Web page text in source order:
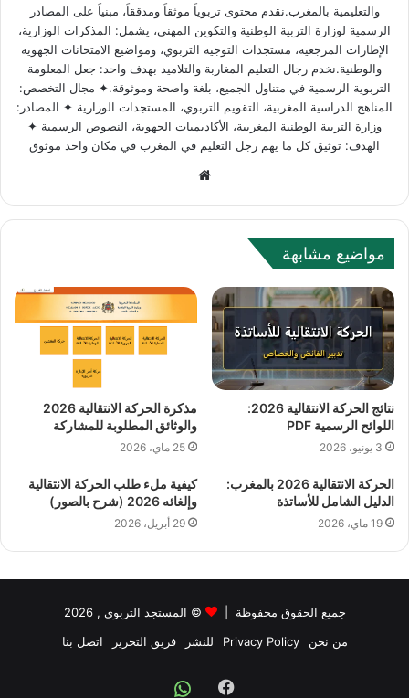
والتعليمية بالمغرب.نقدم محتوى تربوياً موثقاً ومدققاً، مبنياً على المصادر
الرسمية لوزارة التربية الوطنية والتكوين المهني، يشمل: المذكرات الوزارية،
الإطارات المرجعية، مستجدات التوجيه التربوي، ومواضيع الامتحانات الجهوية
والوطنية.نخدم رجال التعليم المغاربة والتلاميذ بهدف واحد: جعل المعلومة
التربوية الرسمية في متناول الجميع، بلغة واضحة وموثوقة.✦ مجال التخصص:
المناهج الدراسية المغربية، التقويم التربوي، المستجدات الوزارية ✦ المصادر:
وزارة التربية الوطنية المغربية، الأكاديميات الجهوية، النصوص الرسمية ✦
الهدف: توثيق كل ما يهم رجل التعليم في المغرب في مكان واحد موثوق
مواضيع مشابهة
نتائج الحركة الانتقالية 2026:
اللوائح الرسمية PDF
3 يونيو، 2026
مذكرة الحركة الانتقالية 2026
والوثائق المطلوبة للمشاركة
25 ماي، 2026
الحركة الانتقالية 2026 بالمغرب:
الدليل الشامل للأساتذة
19 ماي، 2026
كيفية ملء طلب الحركة الانتقالية
وإلغائه 2026 (شرح بالصور)
29 أبريل، 2026
جميع الحقوق محفوظة | © المستجد التربوي , 2026
من نحن
Privacy Policy للنشر فريق التحرير اتصل بنا
Facebook